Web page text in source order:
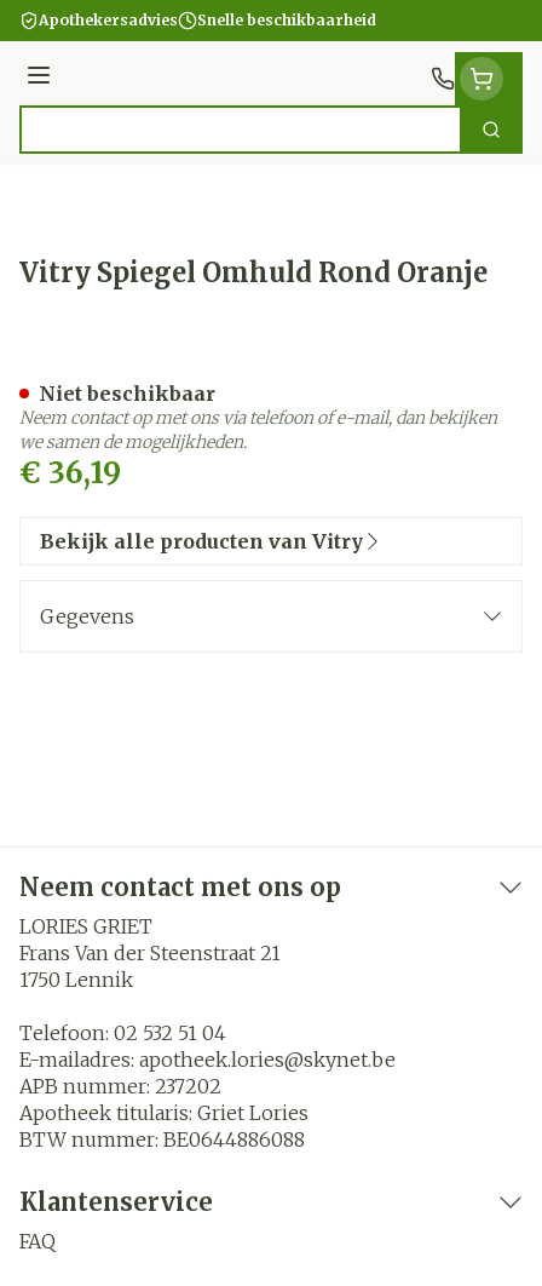
Ga naar de inhoud
Apothekersadvies Snelle beschikbaarheid
Menu
Zoek
Vitry Spiegel Omhuld Rond Oranje
€ 36,19
Niet beschikbaar
Neem contact op met ons via telefoon of e-mail, dan bekijken
we samen de mogelijkheden.
Bekijk alle producten van Vitry
Gegevens
Neem contact met ons op
LORIES GRIET
Frans Van der Steenstraat 21
1750 Lennik
Telefoon: 02 532 51 04
E-mailadres: apotheek.lories@skynet.be
APB nummer: 237202
Apotheek titularis: Griet Lories
BTW nummer: BE0644886088
Klantenservice
FAQ